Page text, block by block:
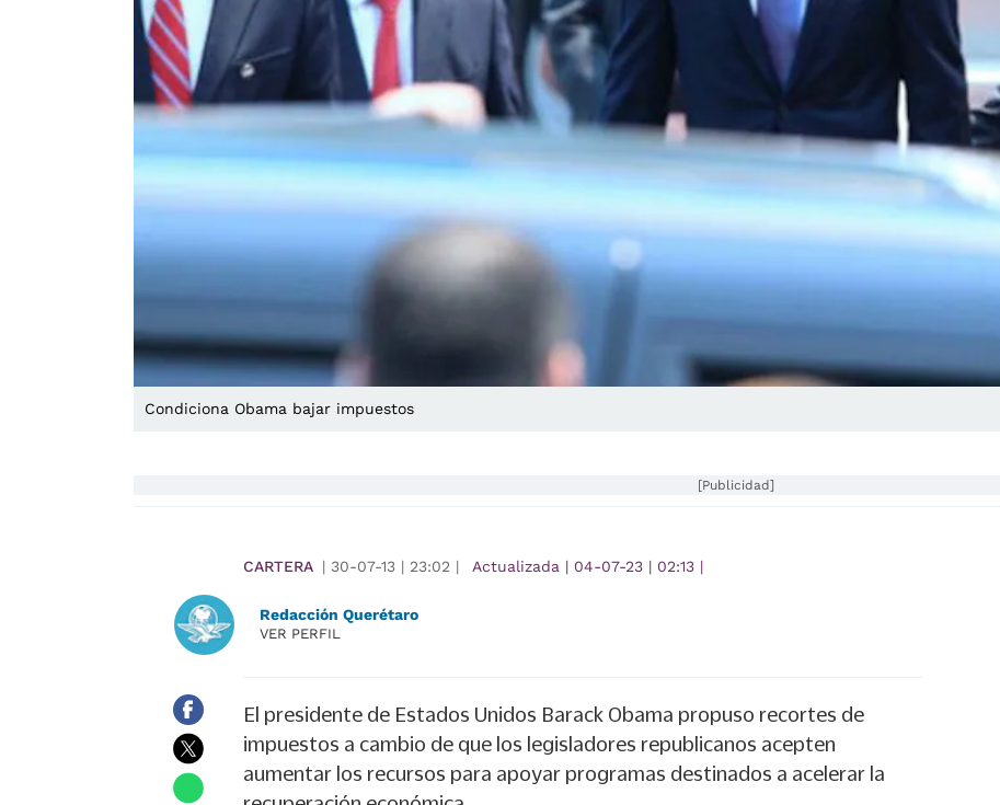
Condiciona Obama bajar impuestos
[Publicidad]
CARTERA | 30-07-13 | 23:02 | Actualizada | 04-07-23 | 02:13 |
Redacción Querétaro
VER PERFIL
El presidente de Estados Unidos Barack Obama propuso recortes de
impuestos a cambio de que los legisladores republicanos acepten
aumentar los recursos para apoyar programas destinados a acelerar la